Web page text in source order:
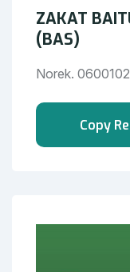
ZAKAT
(BAS)
Norek.
Copy